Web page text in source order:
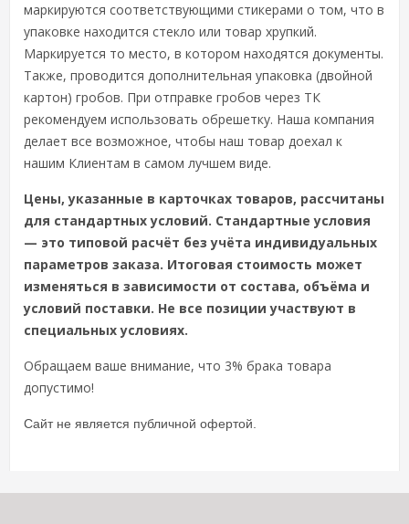
маркируются соответствующими стикерами о том, что в
упаковке находится стекло или товар хрупкий.
Маркируется то место, в котором находятся документы.
Также, проводится дополнительная упаковка (двойной
картон) гробов. При отправке гробов через ТК
рекомендуем использовать обрешетку. Наша компания
делает все возможное, чтобы наш товар доехал к
нашим Клиентам в самом лучшем виде.
Цены, указанные в карточках товаров, рассчитаны
для стандартных условий. Стандартные условия
— это типовой расчёт без учёта индивидуальных
параметров заказа. Итоговая стоимость может
изменяться в зависимости от состава, объёма и
условий поставки. Не все позиции участвуют в
специальных условиях.
Обращаем ваше внимание, что 3% брака товара
допустимо!
Сайт не является публичной офертой.